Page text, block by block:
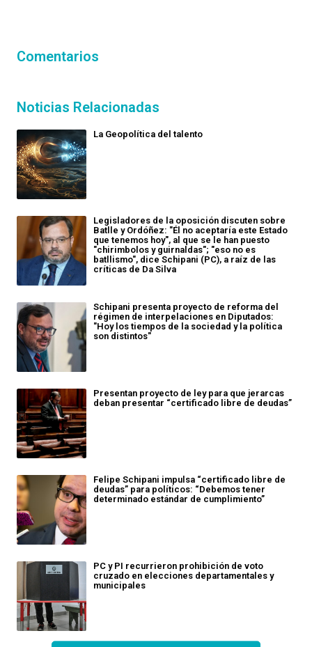
Comentarios
Noticias Relacionadas
La Geopolítica del talento
Legisladores de la oposición discuten sobre
Batlle y Ordóñez: "Él no aceptaría este Estado
que tenemos hoy", al que se le han puesto
"chirimbolos y guirnaldas"; "eso no es
batllismo", dice Schipani (PC), a raíz de las
críticas de Da Silva
Schipani presenta proyecto de reforma del
régimen de interpelaciones en Diputados:
"Hoy los tiempos de la sociedad y la política
son distintos"
Presentan proyecto de ley para que jerarcas
deban presentar “certificado libre de deudas”
Felipe Schipani impulsa “certificado libre de
deudas” para políticos: “Debemos tener
determinado estándar de cumplimiento”
PC y PI recurrieron prohibición de voto
cruzado en elecciones departamentales y
municipales